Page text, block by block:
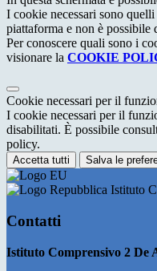
I cookie necessari sono
piattaforma e non è possibile
Per conoscere quali sono i
visionare la COOKIE
Cookie necessari per il
I cookie necessari per il
disabilitati. È possibile
policy.
Accetta tutti Salva le
Istituto
Contatti
Istituto Comprensivo 2 De